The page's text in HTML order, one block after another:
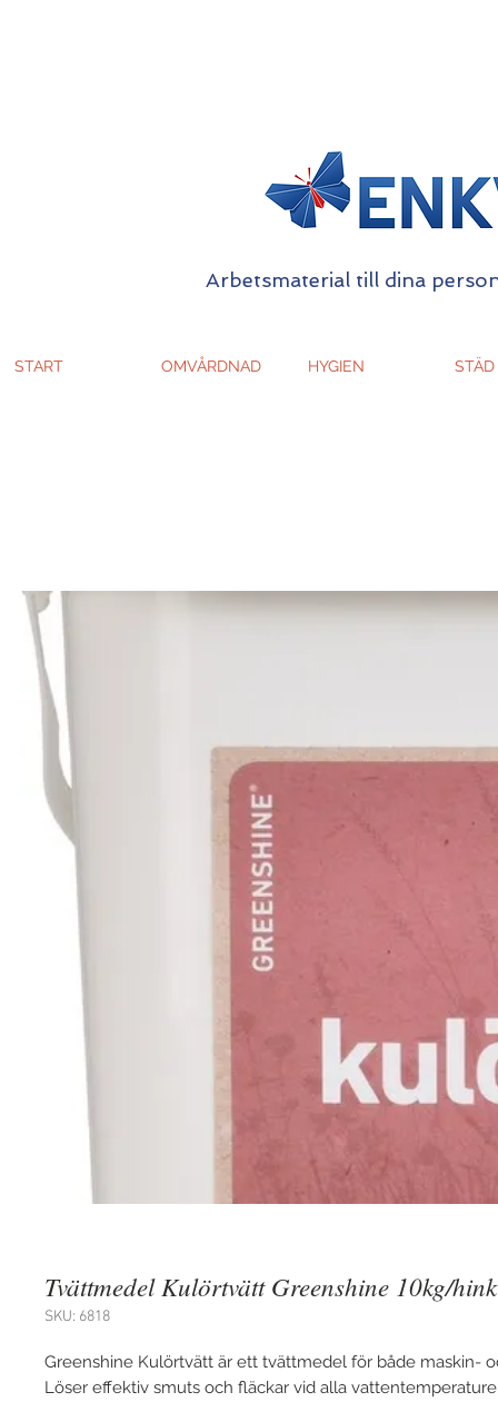
Arbetsmaterial till dina
START OMVÅRDNAD HYGIEN STÄD
Tvättmedel Kulörtvätt Greenshine 10kg/hink
SKU: 6818
Greenshine Kulörtvätt är ett tvättmedel för både maskin-
Löser effektiv smuts och fläckar vid alla